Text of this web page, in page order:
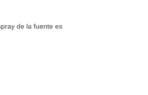
de la fuente es